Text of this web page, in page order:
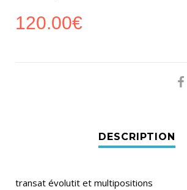
120.00€
transat évolutit et multipositions